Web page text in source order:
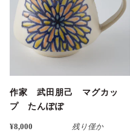
作家 武田朋己 マグカッ
プ たんぽぽ
¥8,000 残り僅か